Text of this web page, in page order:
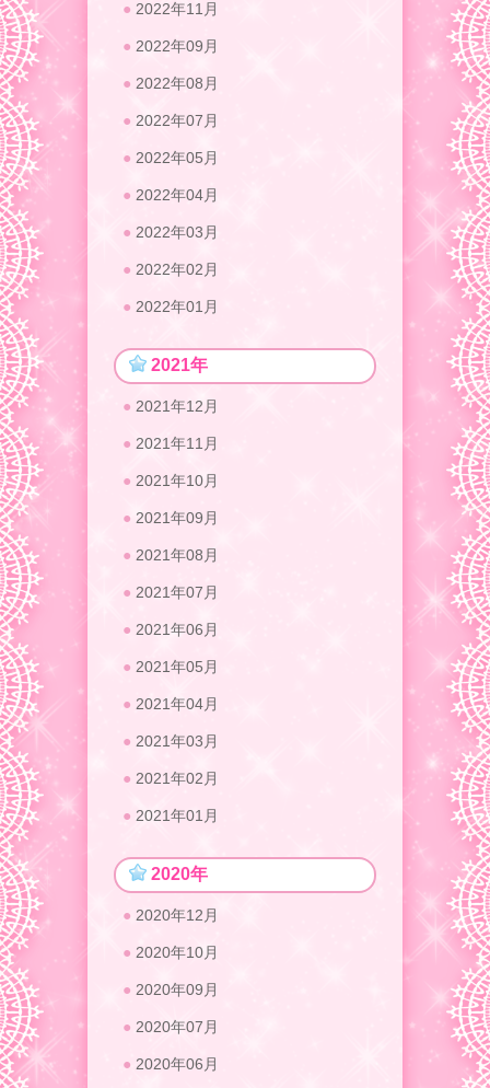
2022年11月
2022年09月
2022年08月
2022年07月
2022年05月
2022年04月
2022年03月
2022年02月
2022年01月
2021年
2021年12月
2021年11月
2021年10月
2021年09月
2021年08月
2021年07月
2021年06月
2021年05月
2021年04月
2021年03月
2021年02月
2021年01月
2020年
2020年12月
2020年10月
2020年09月
2020年07月
2020年06月